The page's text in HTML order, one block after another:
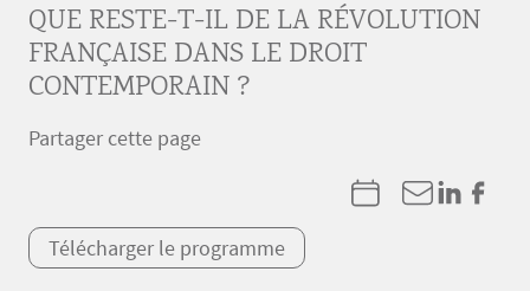
QUE RESTE-T-IL DE LA RÉVOLUTION
FRANÇAISE DANS LE DROIT
CONTEMPORAIN ?
Partager cette page
Télécharger le programme